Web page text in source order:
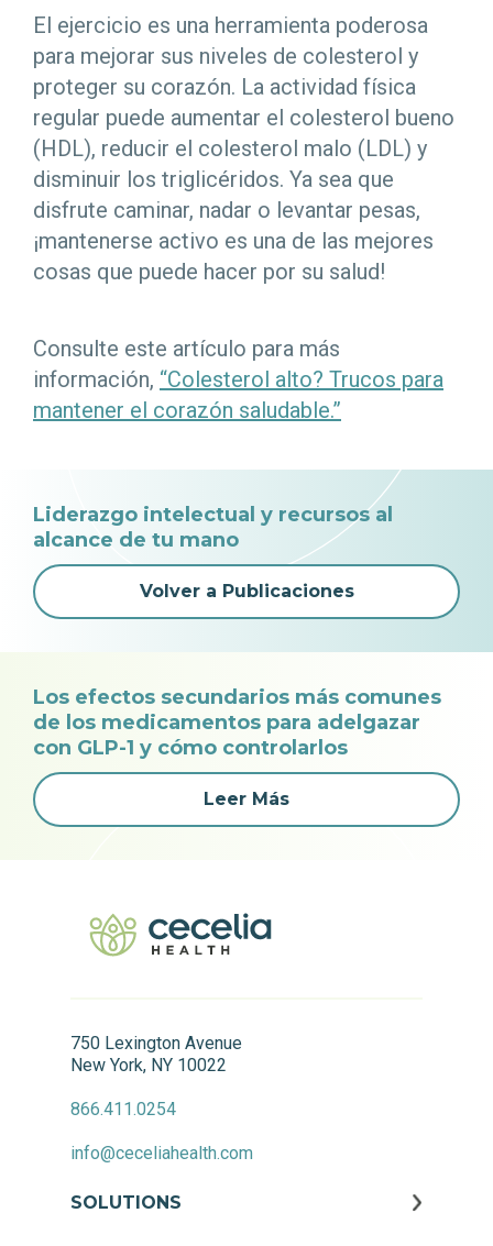
El ejercicio es una herramienta poderosa
para mejorar sus niveles de colesterol y
proteger su corazón. La actividad física
regular puede aumentar el colesterol bueno
(HDL), reducir el colesterol malo (LDL) y
disminuir los triglicéridos. Ya sea que
disfrute caminar, nadar o levantar pesas,
¡mantenerse activo es una de las mejores
cosas que puede hacer por su salud!
Consulte este artículo para más
información, “Colesterol alto? Trucos para
mantener el corazón saludable.”
Liderazgo intelectual y recursos al
alcance de tu mano
Volver a Publicaciones
Los efectos secundarios más comunes
de los medicamentos para adelgazar
con GLP-1 y cómo controlarlos
Leer Más
750 Lexington Avenue
New York, NY 10022
866.411.0254
info@ceceliahealth.com
SOLUTIONS